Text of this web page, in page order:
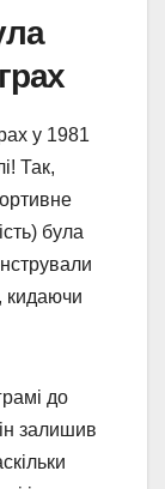
у 1981
Так,
була
кидаючи
до
залишив